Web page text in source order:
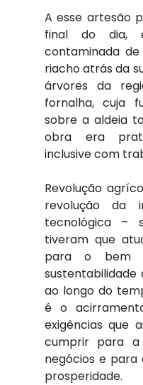
A esse artesão
final do dia,
contaminada
riacho atrás da
árvores da
fornalha, cuja
sobre a aldeia
obra era
inclusive com
Revolução
revolução da
tecnológica –
tiveram que
para o bem
sustentabilidade
ao longo do
é o
exigências que
cumprir para a
negócios e para
prosperidade.